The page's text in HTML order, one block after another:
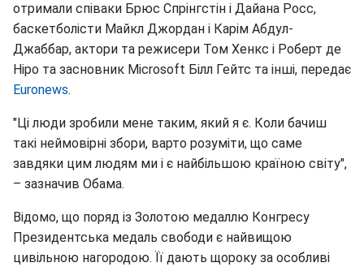
отримали співаки Брюс Спрінгстін і Дайана Росс,
баскетболісти Майкл Джордан і Карім Абдул-
Джаббар, актори та режисери Том Хенкс і Роберт де
Ніро та засновник Microsoft Білл Гейтс та інші, передає
Euronews.
"Ці люди зробили мене таким, який я є. Коли бачиш
такі неймовірні збори, варто розуміти, що саме
завдяки цим людям ми і є найбільшою країною світу",
– зазначив Обама.
Відомо, що поряд із Золотою медаллю Конгресу
Президентська медаль свободи є найвищою
цивільною нагородою. Її дають щороку за особливі